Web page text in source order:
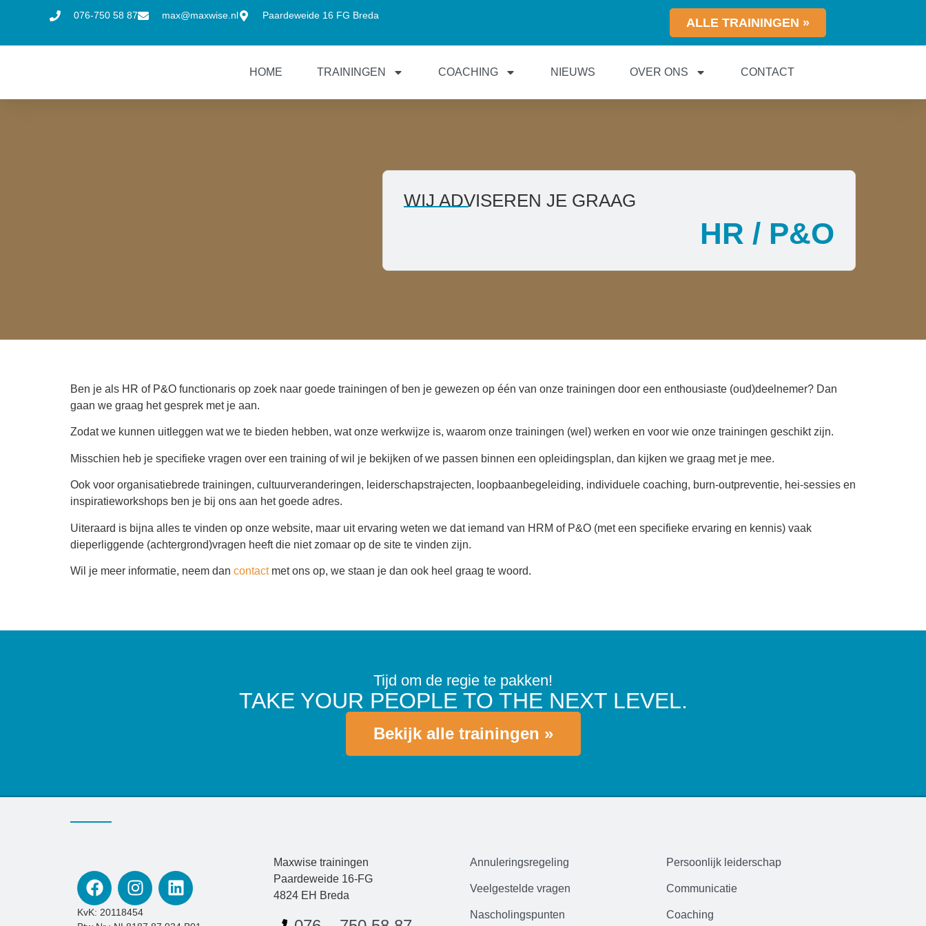
076-750 58 87 max@maxwise.nl Paardeweide 16 FG Breda
ALLE TRAININGEN »
HOME TRAININGEN COACHING NIEUWS OVER ONS CONTACT
WIJ ADVISEREN JE GRAAG
HR / P&O
Ben je als HR of P&O functionaris op zoek naar goede trainingen of ben je gewezen op één van onze trainingen door een enthousiaste (oud)deelnemer? Dan
gaan we graag het gesprek met je aan.
Zodat we kunnen uitleggen wat we te bieden hebben, wat onze werkwijze is, waarom onze trainingen (wel) werken en voor wie onze trainingen geschikt zijn.
Misschien heb je specifieke vragen over een training of wil je bekijken of we passen binnen een opleidingsplan, dan kijken we graag met je mee.
Ook voor organisatiebrede trainingen, cultuurveranderingen, leiderschapstrajecten, loopbaanbegeleiding, individuele coaching, burn-outpreventie, hei-sessies en
inspiratieworkshops ben je bij ons aan het goede adres.
Uiteraard is bijna alles te vinden op onze website, maar uit ervaring weten we dat iemand van HRM of P&O (met een specifieke ervaring en kennis) vaak
dieperliggende (achtergrond)vragen heeft die niet zomaar op de site te vinden zijn.
Wil je meer informatie, neem dan contactmet ons op, we staan je dan ook heel graag te woord.
Tijd om de regie te pakken!
TAKE YOUR PEOPLE TO THE NEXT LEVEL.
Bekijk alle trainingen »
KvK: 20118454
Maxwise trainingen
Paardeweide 16-FG
4824 EH Breda
Annuleringsregeling
Veelgestelde vragen
Nascholingspunten
Persoonlijk leiderschap
Communicatie
Coaching